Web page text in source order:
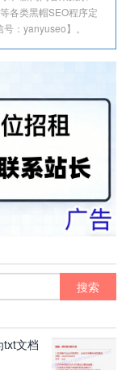
各类黑帽SEO程序定
：yanyuseo】。
txt文档